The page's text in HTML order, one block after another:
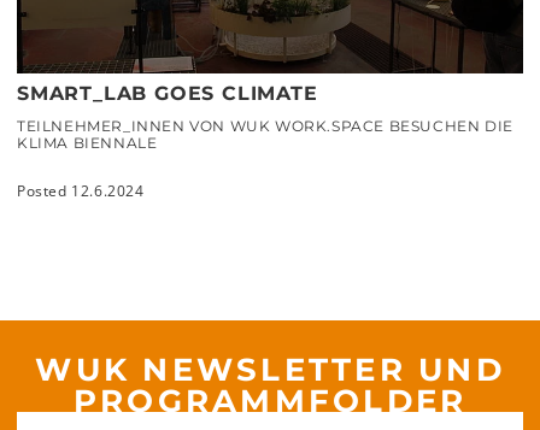
SMART_LAB GOES CLIMATE
TEILNEHMER_INNEN VON WUK WORK.SPACE BESUCHEN DIE
KLIMA BIENNALE
Posted 12.6.2024
WUK NEWSLETTER UND
PROGRAMMFOLDER